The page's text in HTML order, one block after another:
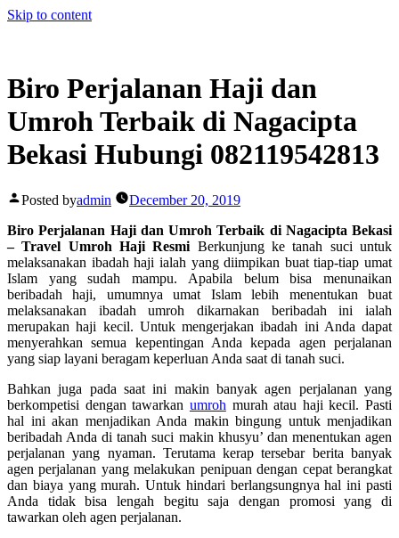
Skip to content
Biro Perjalanan Haji dan
Umroh Terbaik di Nagacipta
Bekasi Hubungi 082119542813
Posted byadmin
December 20, 2019
Biro Perjalanan Haji dan Umroh Terbaik di Nagacipta Bekasi
– Travel Umroh Haji Resmi Berkunjung ke tanah suci untuk
melaksanakan ibadah haji ialah yang diimpikan buat tiap-tiap umat
Islam yang sudah mampu. Apabila belum bisa menunaikan
beribadah haji, umumnya umat Islam lebih menentukan buat
melaksanakan ibadah umroh dikarnakan beribadah ini ialah
merupakan haji kecil. Untuk mengerjakan ibadah ini Anda dapat
menyerahkan semua kepentingan Anda kepada agen perjalanan
yang siap layani beragam keperluan Anda saat di tanah suci.
Bahkan juga pada saat ini makin banyak agen perjalanan yang
berkompetisi dengan tawarkan umroh murah atau haji kecil. Pasti
hal ini akan menjadikan Anda makin bingung untuk menjadikan
beribadah Anda di tanah suci makin khusyu’ dan menentukan agen
perjalanan yang nyaman. Terutama kerap tersebar berita banyak
agen perjalanan yang melakukan penipuan dengan cepat berangkat
dan biaya yang murah. Untuk hindari berlangsungnya hal ini pasti
Anda tidak bisa lengah begitu saja dengan promosi yang di
tawarkan oleh agen perjalanan.